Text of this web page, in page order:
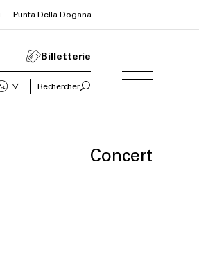
— Punta Della Dogana
Billetterie
Rechercher
Concert